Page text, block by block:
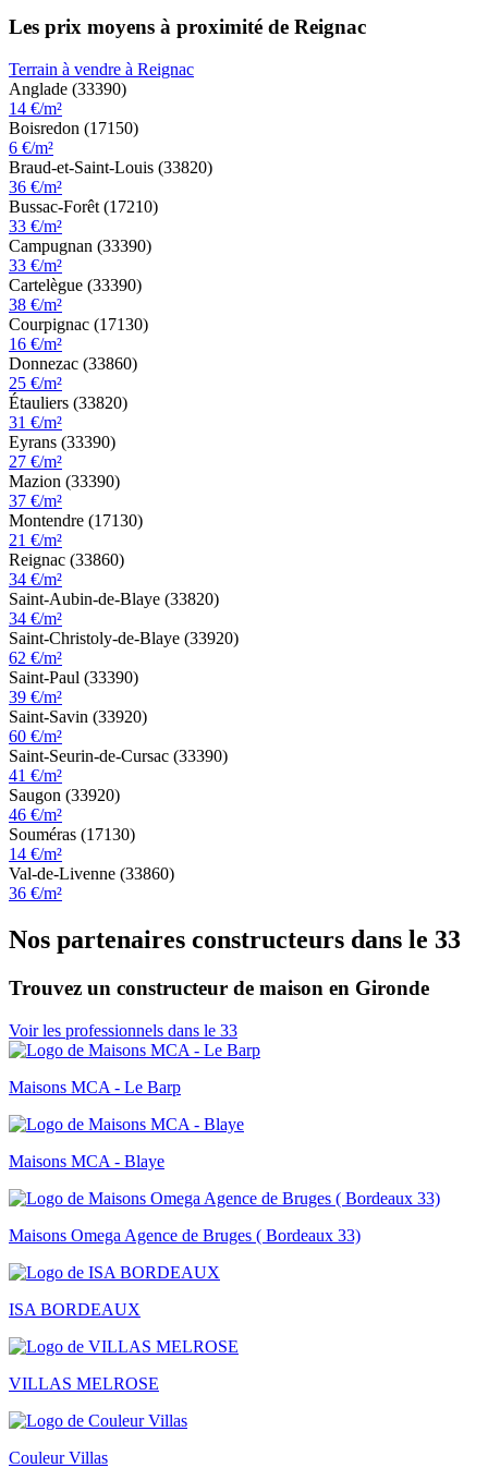
Les prix moyens à proximité de Reignac
Terrain à vendre à Reignac
Anglade (33390)
14 €/m²
Boisredon (17150)
6 €/m²
Braud-et-Saint-Louis (33820)
36 €/m²
Bussac-Forêt (17210)
33 €/m²
Campugnan (33390)
33 €/m²
Cartelègue (33390)
38 €/m²
Courpignac (17130)
16 €/m²
Donnezac (33860)
25 €/m²
Étauliers (33820)
31 €/m²
Eyrans (33390)
27 €/m²
Mazion (33390)
37 €/m²
Montendre (17130)
21 €/m²
Reignac (33860)
34 €/m²
Saint-Aubin-de-Blaye (33820)
34 €/m²
Saint-Christoly-de-Blaye (33920)
62 €/m²
Saint-Paul (33390)
39 €/m²
Saint-Savin (33920)
60 €/m²
Saint-Seurin-de-Cursac (33390)
41 €/m²
Saugon (33920)
46 €/m²
Souméras (17130)
14 €/m²
Val-de-Livenne (33860)
36 €/m²
Nos partenaires constructeurs dans le 33
Trouvez un constructeur de maison en Gironde
Voir les professionnels dans le 33
Maisons MCA - Le Barp
Maisons MCA - Blaye
Maisons Omega Agence de Bruges ( Bordeaux 33)
ISA BORDEAUX
VILLAS MELROSE
Couleur Villas